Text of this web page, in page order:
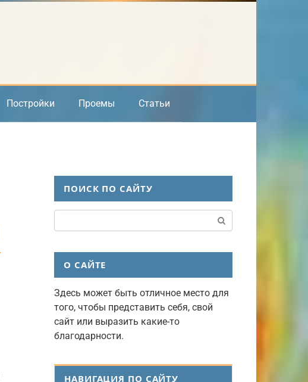
Постройки Проемы Статьи
ПОИСК ПО САЙТУ
О САЙТЕ
Здесь может быть отличное место для
того, чтобы представить себя, свой
сайт или выразить какие-то
благодарности.
НАВИГАЦИЯ ПО САЙТУ